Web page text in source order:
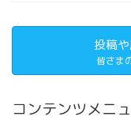
投稿
皆さま
コンテンツメニ